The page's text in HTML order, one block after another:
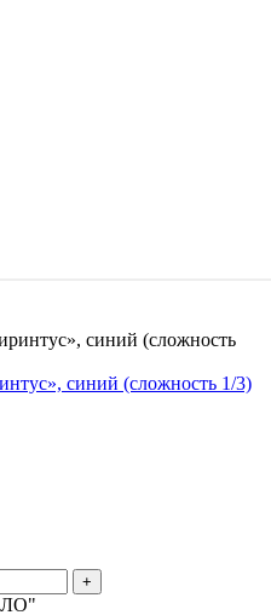
синий (сложность 1/3)
+